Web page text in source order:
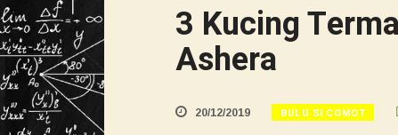
3 Kucing
Ashera
20/12/2019 BULU SI COMOT